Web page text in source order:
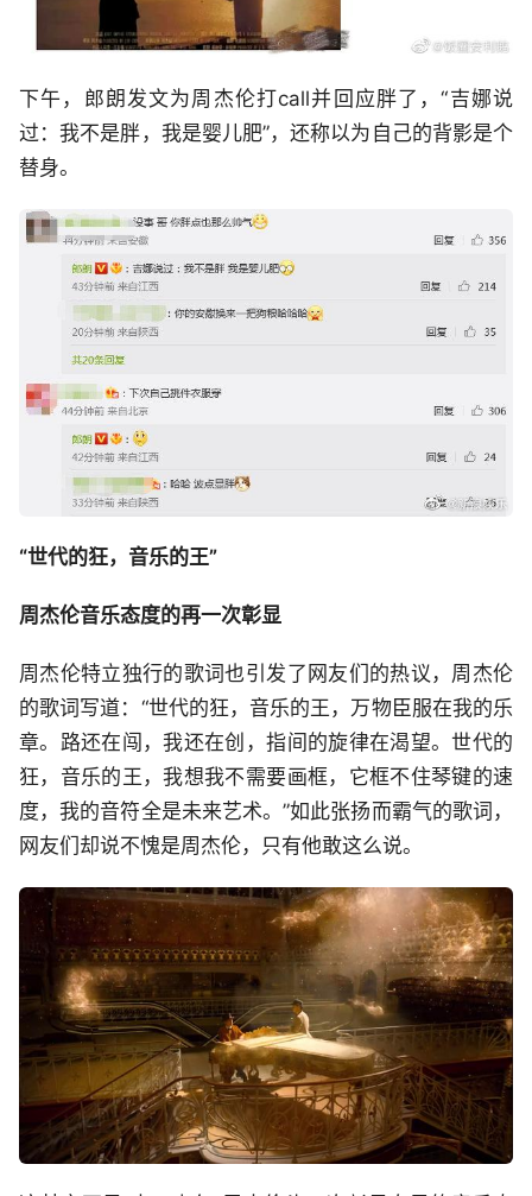
下午，郎朗发文为周杰伦打call并回应胖了，“吉娜说
过：我不是胖，我是婴儿肥”，还称以为自己的背影是个
替身。
“世代的狂，音乐的王”
周杰伦音乐态度的再一次彰显
周杰伦特立独行的歌词也引发了网友们的热议，周杰伦
的歌词写道：“世代的狂，音乐的王，万物臣服在我的乐
章。路还在闯，我还在创，指间的旋律在渴望。世代的
狂，音乐的王，我想我不需要画框，它框不住琴键的速
度，我的音符全是未来艺术。”如此张扬而霸气的歌词，
网友们却说不愧是周杰伦，只有他敢这么说。